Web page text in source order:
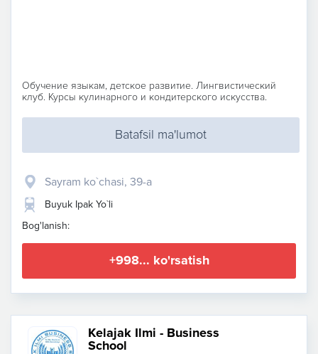
Обучение языкам, детское развитие. Лингвистический
клуб. Курсы кулинарного и кондитерского искусства.
Batafsil ma'lumot
Sayram ko`chasi, 39-a
Buyuk Ipak Yo`li
Bog'lanish:
+998... ko'rsatish
Kelajak Ilmi - Business
School